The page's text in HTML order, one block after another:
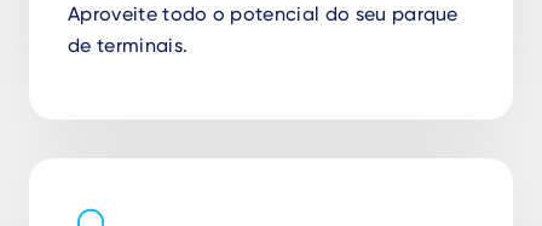
Aproveite todo o potencial do seu parque
de terminais.